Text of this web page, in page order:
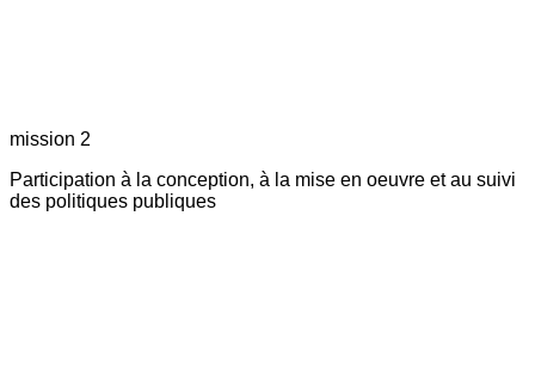
mission 2
Participation à la conception, à la mise en oeuvre et au suivi
des politiques publiques